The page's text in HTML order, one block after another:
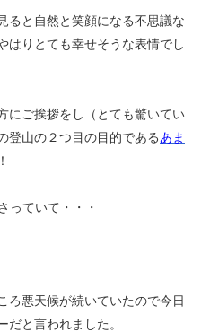
ると自然と笑顔になる不思議な
はりとても幸せそうな表情でし
にご挨拶をし（とても驚いてい
登山の２つ目の目的であるあま
っていて・・・
ろ悪天候が続いていたので今日
と言われました。